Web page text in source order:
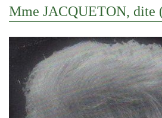
Mme JACQUETON, dite